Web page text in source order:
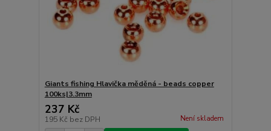
Giants fishing Hlavička měděná - beads copper
100ks|3.3mm
237 Kč
195 Kč bez DPH Není skladem